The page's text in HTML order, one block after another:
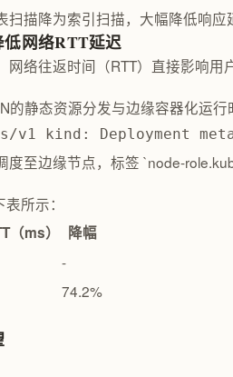
扫描降为索引扫描，大幅降低响应
低网络RTT延迟
网络往返时间（RTT）直接影响
的静态资源分发与边缘容器化运
v1 kind: Deployment
度至边缘节点，标签 `node-
所示：
（ms）
降幅
-
74.2%